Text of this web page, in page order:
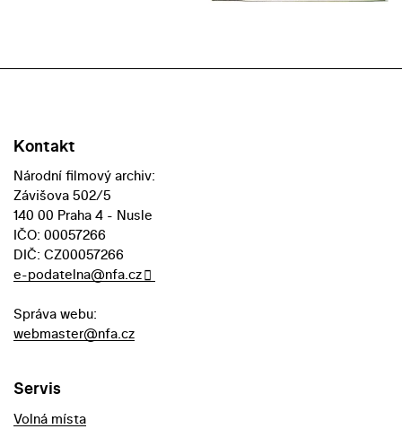
Kontakt
Národní filmový archiv:
Závišova 502/5
140 00 Praha 4 - Nusle
IČO: 00057266
DIČ: CZ00057266
e-podatelna@nfa.cz
Správa webu:
webmaster@nfa.cz
Servis
Volná místa